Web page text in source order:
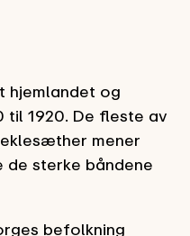
hjemlandet og
til 1920. De fleste av
mener
de sterke båndene
befolkning